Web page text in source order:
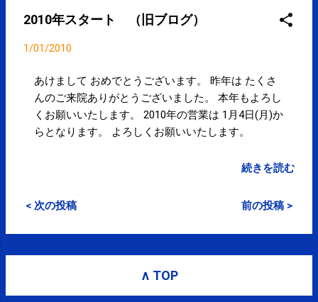
2010年スタート （旧ブログ）
1/01/2010
あけまして おめでとうございます。 昨年は たくさ
んのご来院ありがとうございました。 本年もよろし
くお願いいたします。 2010年の営業は 1月4日(月)か
らとなります。 よろしくお願いいたします。
続きを読む
< 次の投稿 前の投稿 >
∧ TOP